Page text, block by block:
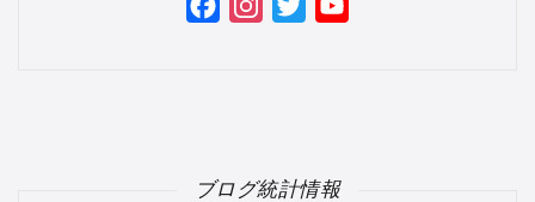
FacebookInstagram
Twitter
ブログ統計情報